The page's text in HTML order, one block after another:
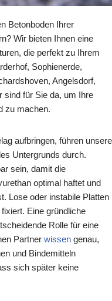
Betonboden Ihrer
Wir bieten Ihnen eine
die perfekt zu Ihrem
Sophienerde,
Angelsdorf,
sind für Sie da, um Ihre
zu machen.
aufbringen, führen unsere
Untergrunds durch.
sein, damit die
optimal haftet und
Lose oder instabile Platten
Eine gründliche
Rolle für eine
Partner wissen genau,
und Bindemitteln
sich später keine